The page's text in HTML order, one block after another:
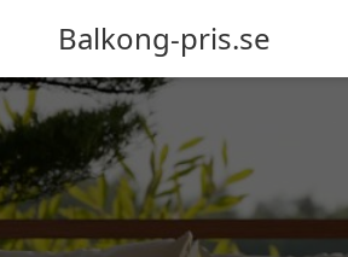
Balkong-pris.se